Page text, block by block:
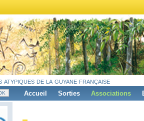
de la guyane française
Accueil Sorties Associations